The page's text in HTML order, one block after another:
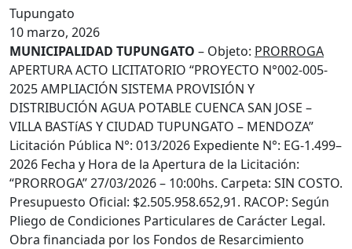
Tupungato
10 marzo, 2026
MUNICIPALIDAD TUPUNGATO – Objeto: PRORROGA
APERTURA ACTO LICITATORIO “PROYECTO N°002-005-
2025 AMPLIACIÓN SISTEMA PROVISIÓN Y
DISTRIBUCIÓN AGUA POTABLE CUENCA SAN JOSE –
VILLA BASTíAS Y CIUDAD TUPUNGATO – MENDOZA”
Licitación Pública N°: 013/2026 Expediente N°: EG-1.499–
2026 Fecha y Hora de la Apertura de la Licitación:
“PRORROGA” 27/03/2026 – 10:00hs. Carpeta: SIN COSTO.
Presupuesto Oficial: $2.505.958.652,91. RACOP: Según
Pliego de Condiciones Particulares de Carácter Legal.
Obra financiada por los Fondos de Resarcimiento